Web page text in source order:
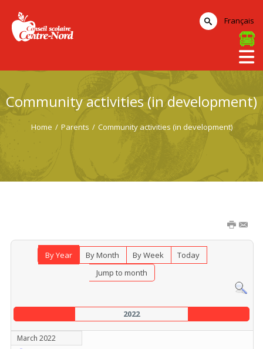
Community activities (in development)
Home / Parents / Community activities (in development)
By Year By Month By Week
Today
Jump to month
2022
March 2022
Français